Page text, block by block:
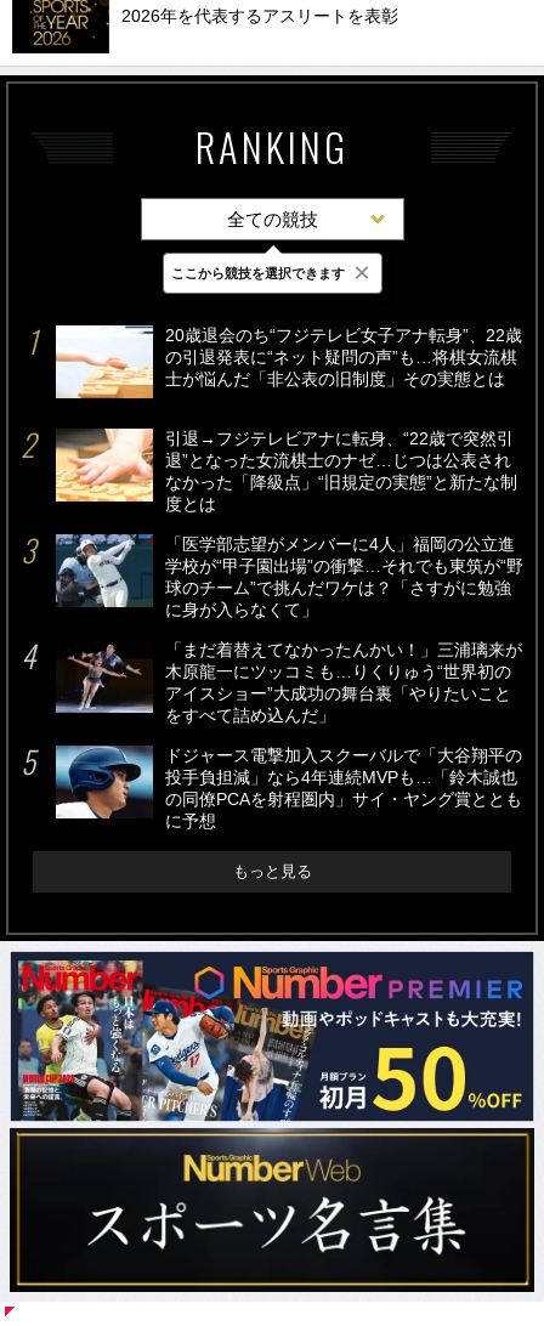
2026年を代表するアスリートを表彰
RANKING
全ての競技
最新 24時間 週間
20歳退会のち“フジテレビ女子アナ転身”、22歳
の引退発表に“ネット疑問の声”も…将棋女流棋
士が悩んだ「非公表の旧制度」その実態とは
引退→フジテレビアナに転身、“22歳で突然引
退”となった女流棋士のナゼ…じつは公表され
なかった「降級点」“旧規定の実態”と新たな制
度とは
「医学部志望がメンバーに4人」福岡の公立進
学校が“甲子園出場”の衝撃…それでも東筑が“野
球のチーム”で挑んだワケは？「さすがに勉強
に身が入らなくて」
「まだ着替えてなかったんかい！」三浦璃来が
木原龍一にツッコミも…りくりゅう“世界初の
アイスショー”大成功の舞台裏「やりたいこと
をすべて詰め込んだ」
ドジャース電撃加入スクーバルで「大谷翔平の
投手負担減」なら4年連続MVPも…「鈴木誠也
の同僚PCAを射程圏内」サイ・ヤング賞ととも
に予想
もっと見る
ここから競技を選択できます ×